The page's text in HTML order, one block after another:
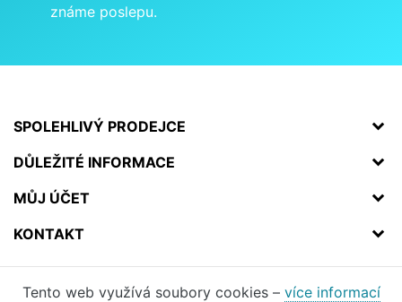
známe poslepu.
SPOLEHLIVÝ PRODEJCE
DŮLEŽITÉ INFORMACE
MŮJ ÚČET
KONTAKT
Tento web využívá soubory cookies – více informací